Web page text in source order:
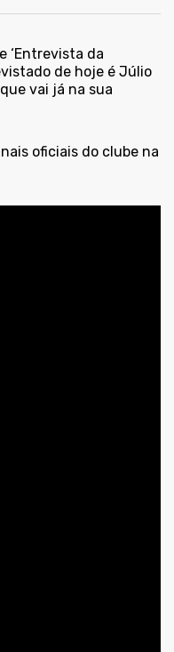
‘Entrevista da
de hoje é Júlio
vai já na sua
oficiais do clube na